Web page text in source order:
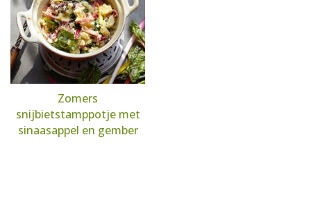
Zomers
snijbietstamppotje met
sinaasappel en gember